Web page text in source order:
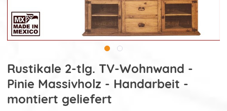
Rustikale 2-tlg. TV-Wohnwand -
Pinie Massivholz - Handarbeit -
montiert geliefert